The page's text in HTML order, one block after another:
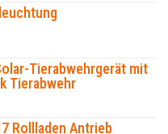
Tierabwehrgerät mit
Tierabwehr
Rollladen Antrieb